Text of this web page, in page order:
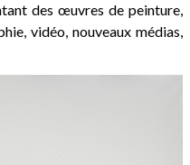
des œuvres de peinture,
vidéo, nouveaux médias,